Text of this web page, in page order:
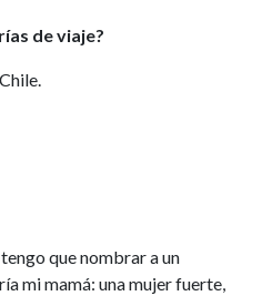
de viaje?
que nombrar a un
mi mamá: una mujer fuerte,